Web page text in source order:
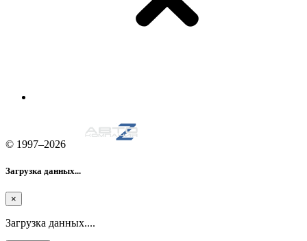
© 1997–2026
Загрузка данных...
×
Загрузка данных....